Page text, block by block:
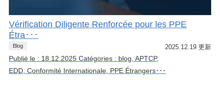
Vérification Diligente Renforcée pour les PPE
Étra･･･
Blog 2025.12.19 更新
Publié le : 18.12.2025 Catégories : blog, APTCP,
EDD, Conformité Internationale, PPE Étrangers･･･